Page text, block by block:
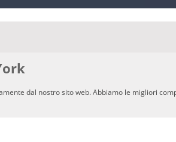
dal nostro sito web. Abbiamo le migliori